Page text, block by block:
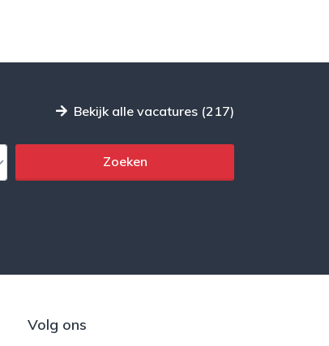
Bekijk alle vacatures (217)
Volg ons